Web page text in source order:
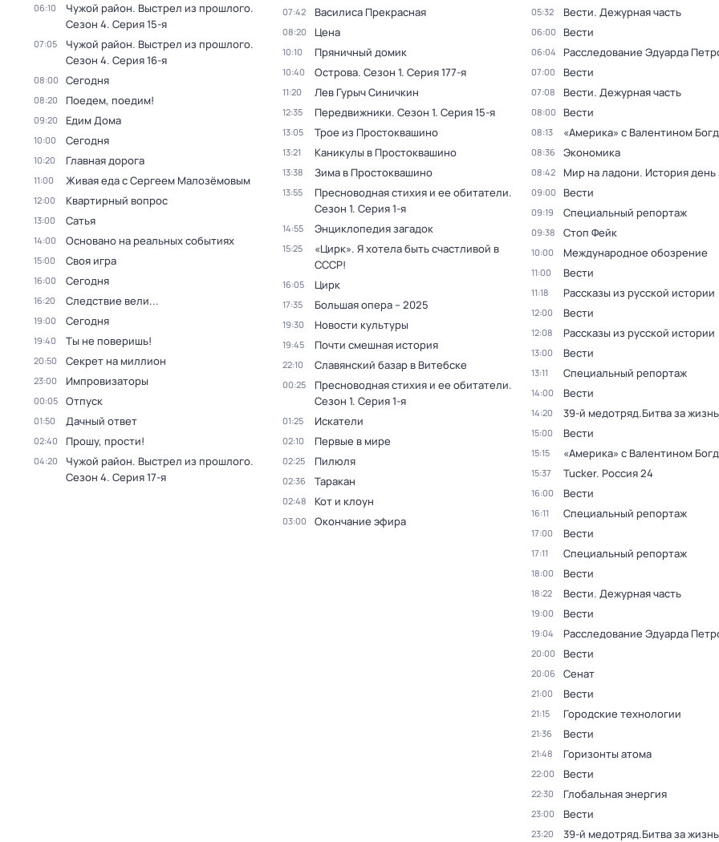
06:10 Чужой район. Выстрел из прошлого.
Сезон 4. Серия 15-я
07:05 Чужой район. Выстрел из прошлого.
Сезон 4. Серия 16-я
08:00 Сегодня
08:20 Поедем, поедим!
09:20 Едим Дома
10:00 Сегодня
10:20 Главная дорога
11:00 Живая еда с Сергеем Малозёмовым
12:00 Квартирный вопрос
13:00 Сатья
14:00 Основано на реальных событиях
15:00 Своя игра
16:00 Сегодня
16:20 Следствие вели...
19:00 Сегодня
19:40 Ты не поверишь!
20:50 Секрет на миллион
23:00 Импровизаторы
00:05 Отпуск
01:50 Дачный ответ
02:40 Прошу, прости!
04:20 Чужой район. Выстрел из прошлого.
Сезон 4. Серия 17-я
07:42 Василиса Прекрасная
08:20 Цена
10:10 Пряничный домик
10:40 Острова. Сезон 1. Серия 177-я
11:20 Лев Гурыч Синичкин
12:35 Передвижники. Сезон 1. Серия 15-я
13:05 Трое из Простоквашино
13:21 Каникулы в Простоквашино
13:38 Зима в Простоквашино
13:55 Пресноводная стихия и ее обитатели.
Сезон 1. Серия 1-я
14:55 Энциклопедия загадок
15:25
«Цирк». Я хотела быть счастливой в
СССР!
16:05 Цирк
17:35 Большая опера – 2025
19:30 Новости культуры
19:45 Почти смешная история
22:10 Славянский базар в Витебске
00:25 Пресноводная стихия и ее обитатели.
Сезон 1. Серия 1-я
01:25 Искатели
02:10 Первые в мире
02:25 Пилюля
02:36 Таракан
02:48 Кот и клоун
03:00 Окончание эфира
05:32 Вести. Дежурная часть
06:00 Вести
06:04 Расследование Эдуарда
07:00 Вести
07:08 Вести. Дежурная часть
08:00 Вести
08:13 «Америка» с Валентином
08:36 Экономика
08:42 Мир на ладони. История день
09:00 Вести
09:19 Специальный репортаж
09:38 Стоп Фейк
10:00 Международное обозрение
11:00 Вести
11:18 Рассказы из русской истории
12:00 Вести
12:08 Рассказы из русской истории
13:00 Вести
13:11 Специальный репортаж
14:00 Вести
14:20 39-й медотряд.Битва за жизнь
15:00 Вести
15:15 «Америка» с Валентином
15:37 Tucker. Россия 24
16:00 Вести
16:11 Специальный репортаж
17:00 Вести
17:11 Специальный репортаж
18:00 Вести
18:22 Вести. Дежурная часть
19:00 Вести
19:04 Расследование Эдуарда
20:00 Вести
20:06 Сенат
21:00 Вести
21:15 Городские технологии
21:36 Вести
21:48 Горизонты атома
22:00 Вести
22:30 Глобальная энергия
23:00 Вести
23:20 39-й медотряд.Битва за жизнь